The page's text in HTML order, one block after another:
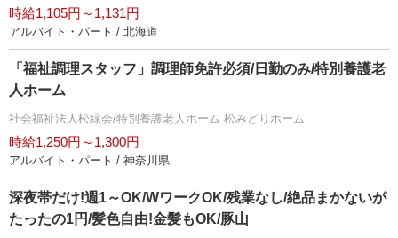
時給1,105円～1,131円
アルバイト・パート / 北海道
「福祉調理スタッフ」調理師免許必須/日勤のみ/特別養護老
人ホーム
社会福祉法人松緑会/特別養護老人ホーム 松みどりホーム
時給1,250円～1,300円
アルバイト・パート / 神奈川県
深夜帯だけ!週1～OK/WワークOK/残業なし/絶品まかないが
たったの1円/髪色自由!金髪もOK/豚山